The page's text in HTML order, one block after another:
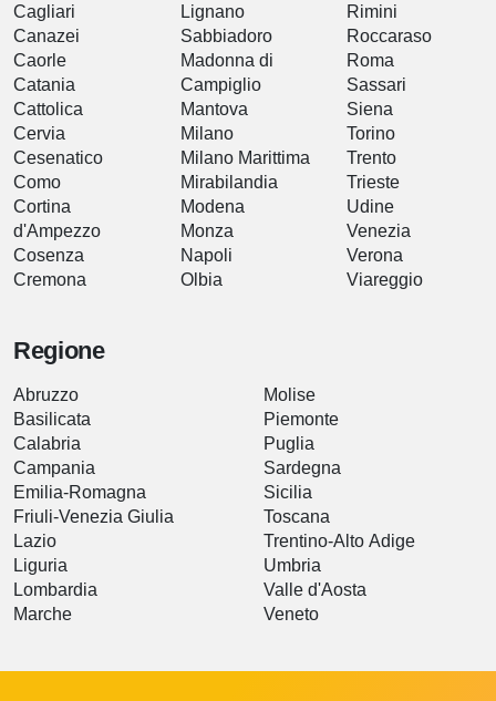
Cagliari
Canazei
Caorle
Catania
Cattolica
Cervia
Cesenatico
Como
Cortina
d'Ampezzo
Cosenza
Cremona
Lignano
Sabbiadoro
Madonna di
Campiglio
Mantova
Milano
Milano Marittima
Mirabilandia
Modena
Monza
Napoli
Olbia
Rimini
Roccaraso
Roma
Sassari
Siena
Torino
Trento
Trieste
Udine
Venezia
Verona
Viareggio
Regione
Abruzzo
Basilicata
Calabria
Campania
Emilia-Romagna
Friuli-Venezia Giulia
Lazio
Liguria
Lombardia
Marche
Molise
Piemonte
Puglia
Sardegna
Sicilia
Toscana
Trentino-Alto Adige
Umbria
Valle d'Aosta
Veneto